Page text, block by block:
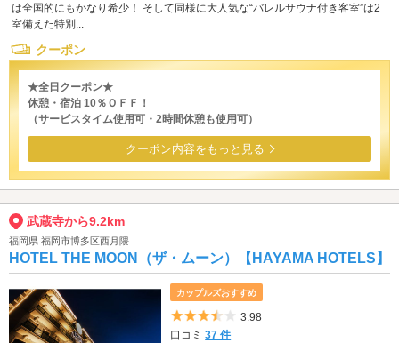
は全国的にもかなり希少！ そして同様に大人気な“バレルサウナ付き客室”は2
室備えた特別...
クーポン
★全日クーポン★
休憩・宿泊 10％ＯＦＦ！
（サービスタイム使用可・2時間休憩も使用可）
クーポン内容をもっと見る
武蔵寺から9.2km
福岡県 福岡市博多区西月隈
HOTEL THE MOON（ザ・ムーン）【HAYAMA HOTELS】
カップルズおすすめ
5つ星のうち3.5
3.98
口コミ37 件